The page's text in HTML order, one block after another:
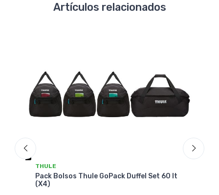
Artículos relacionados
THULE
Pack Bolsos Thule GoPack Duffel Set 60 lt
(X4)